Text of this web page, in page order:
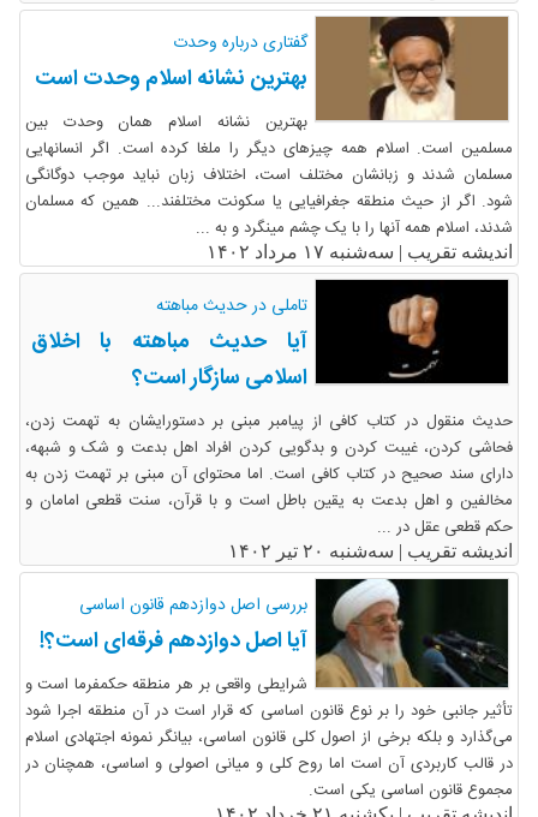
گفتاری درباره وحدت
بهترین نشانه اسلام وحدت است
بهترین نشانه اسلام همان وحدت بین
مسلمین است. اسلام همه چیزهای دیگر را ملغا کرده است. اگر انسانهایی
مسلمان شدند و زبانشان مختلف است، اختلاف زبان نباید موجب دوگانگی
شود. اگر از حیث منطقه جغرافیایی یا سکونت مختلفند... همین که مسلمان
شدند، اسلام همه آنها را با یک چشم مینگرد و به ...
اندیشه تقریب | سه‌شنبه ۱۷ مرداد ۱۴۰۲
تاملی در حدیث مباهته
آیا حدیث مباهته با اخلاق
اسلامی سازگار است؟
حدیث منقول در کتاب کافی از پیامبر مبنی بر دستورایشان به تهمت زدن،
فحاشی کردن، غیبت کردن و بدگویی کردن افراد اهل بدعت و شک و شبهه،
دارای سند صحیح در کتاب کافی است. اما محتوای آن مبنی بر تهمت زدن به
مخالفین و اهل بدعت به یقین باطل است و با قرآن، سنت قطعی امامان و
حکم قطعی عقل در ...
اندیشه تقریب | سه‌شنبه ۲۰ تیر ۱۴۰۲
بررسی اصل دوازدهم قانون اساسی
آیا اصل دوازدهم فرقه‌ای است؟!
شرایطی واقعی بر هر منطقه حکمفرما است و
تأثیر جانبی خود را بر نوع قانون اساسی که قرار است در آن منطقه اجرا شود
می‌گذارد و بلکه برخی از اصول کلی قانون اساسی، بیانگر نمونه اجتهادی اسلام
در قالب کاربردی آن است اما روح کلی و میانی اصولی و اساسی، همچنان در
مجموع قانون اساسی یکی است.